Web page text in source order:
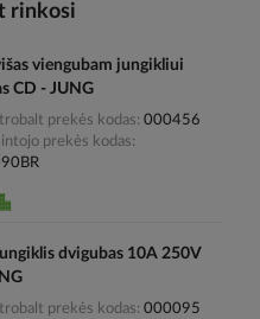
rinkosi
viengubam jungikliui
CD - JUNG
prekės kodas 000456
prekės kodas
dvigubas 10A 250V
prekės kodas 000095